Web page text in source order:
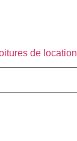
de location